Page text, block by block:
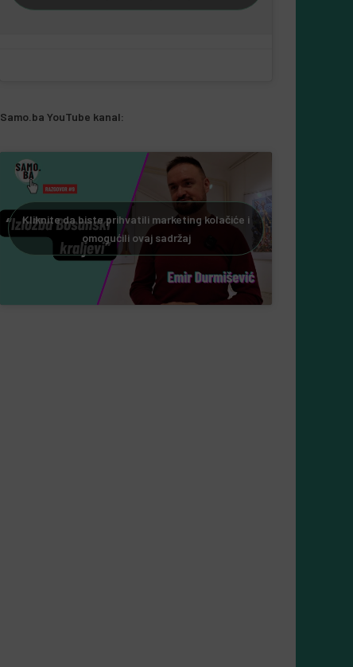
Samo.ba YouTube kanal:
Kliknite da biste prihvatili marketing kolačiće i
omogućili ovaj sadržaj